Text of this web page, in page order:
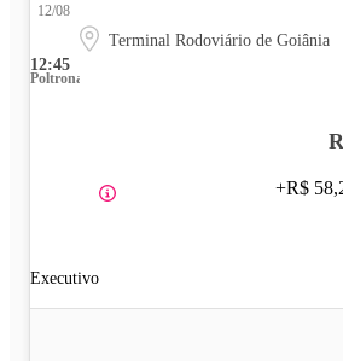
12:45
12/08
Terminal Rodoviário de Goiânia
Poltrona
Executivo
+R$